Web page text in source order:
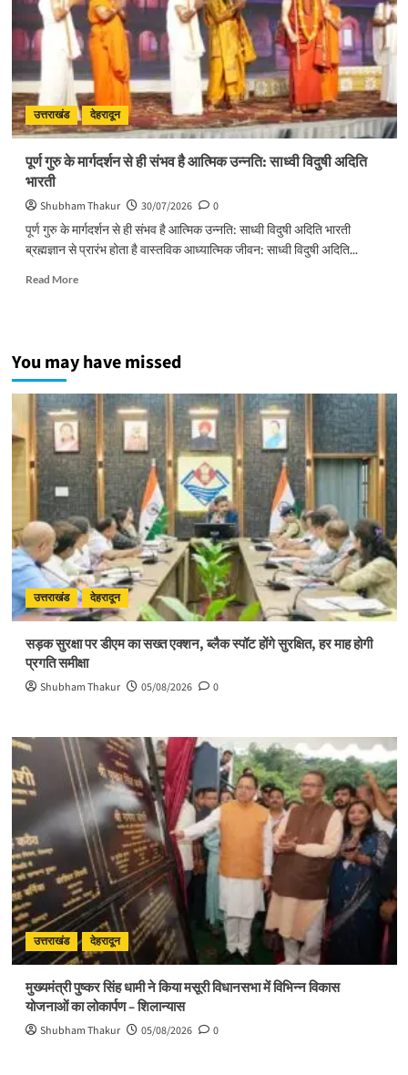
जनभागीदारी
से
चलाना
होगा
प्रभावी
अभियान
:
मुख्यमंत्री
उत्तराखंड देहरादून
पूर्ण गुरु के मार्गदर्शन से ही संभव है आत्मिक उन्नति: साध्वी विदुषी अदिति
भारती
Shubham Thakur 30/07/2026
0
पूर्ण गुरु के मार्गदर्शन से ही संभव है आत्मिक उन्नति: साध्वी विदुषी अदिति भारती
ब्रह्मज्ञान से प्रारंभ होता है वास्तविक आध्यात्मिक जीवन: साध्वी विदुषी अदिति...
Read MoreRead
के
से
ही
है
आत्मिक
उन्नति:
साध्वी
विदुषी
अदिति
भारती
You may have missed
उत्तराखंड देहरादून
सड़क सुरक्षा पर डीएम का सख्त एक्शन, ब्लैक स्पॉट होंगे सुरक्षित, हर माह होगी
प्रगति समीक्षा
Shubham Thakur 05/08/2026 0
उत्तराखंड देहरादून
मुख्यमंत्री पुष्कर सिंह धामी ने किया मसूरी विधानसभा में विभिन्न विकास
योजनाओं का लोकार्पण – शिलान्यास
Shubham Thakur 05/08/2026 0